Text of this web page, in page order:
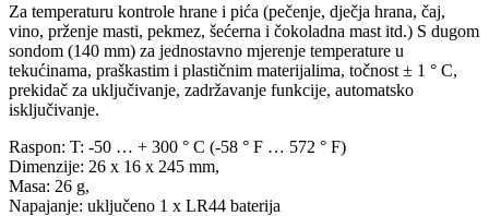
Za temperaturu kontrole hrane i pića (pečenje, dječja hrana, čaj,
vino, prženje masti, pekmez, šećerna i čokoladna mast itd.) S dugom
sondom (140 mm) za jednostavno mjerenje temperature u
tekućinama, praškastim i plastičnim materijalima, točnost ± 1 ° C,
prekidač za uključivanje, zadržavanje funkcije, automatsko
isključivanje.
Raspon: T: -50 … + 300 ° C (-58 ° F … 572 ° F)
Dimenzije: 26 x 16 x 245 mm,
Masa: 26 g,
Napajanje: uključeno 1 x LR44 baterija